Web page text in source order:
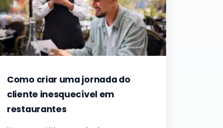
Como criar uma jornada do
cliente inesquecível em
restaurantes